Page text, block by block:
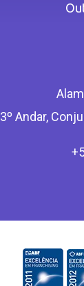
3º Andar,